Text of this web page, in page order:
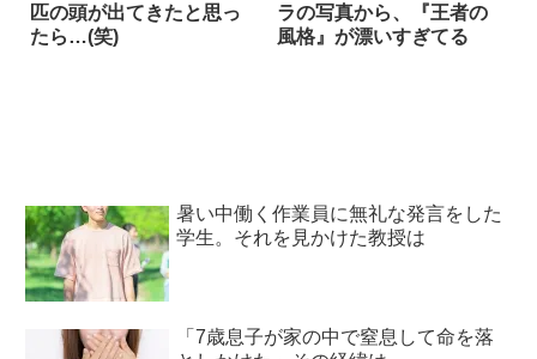
匹の頭が出てきたと思っ
たら…(笑)
ラの写真から、『王者の
風格』が漂いすぎてる
暑い中働く作業員に無礼な発言をした
学生。それを見かけた教授は
「7歳息子が家の中で窒息して命を落